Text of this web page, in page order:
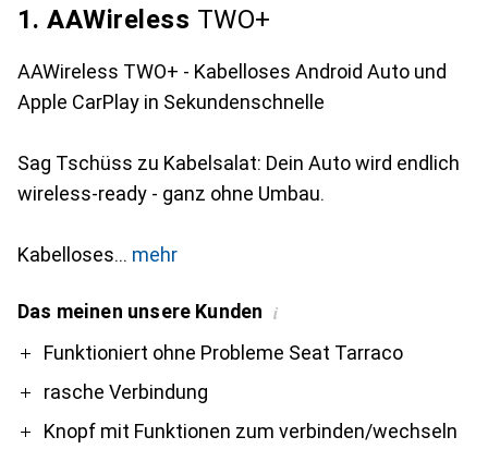
1. AAWireless TWO+
AAWireless TWO+ - Kabelloses Android Auto und
Apple CarPlay in Sekundenschnelle
Sag Tschüss zu Kabelsalat: Dein Auto wird endlich
wireless-ready - ganz ohne Umbau.
Kabelloses mehr
Das meinen unsere Kunden i
ProFunktioniert ohne Probleme Seat Tarraco
rasche Verbindung
Knopf mit Funktionen zum verbinden/wechseln
Contra